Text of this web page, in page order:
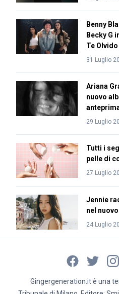
Benny
Becky G
Te Olvido
31 Luglio
Ariana
nuovo
29 Luglio
Tutti i
pelle di
27 Luglio
Jennie
nel
24 Luglio
Gingergeneration.it è una